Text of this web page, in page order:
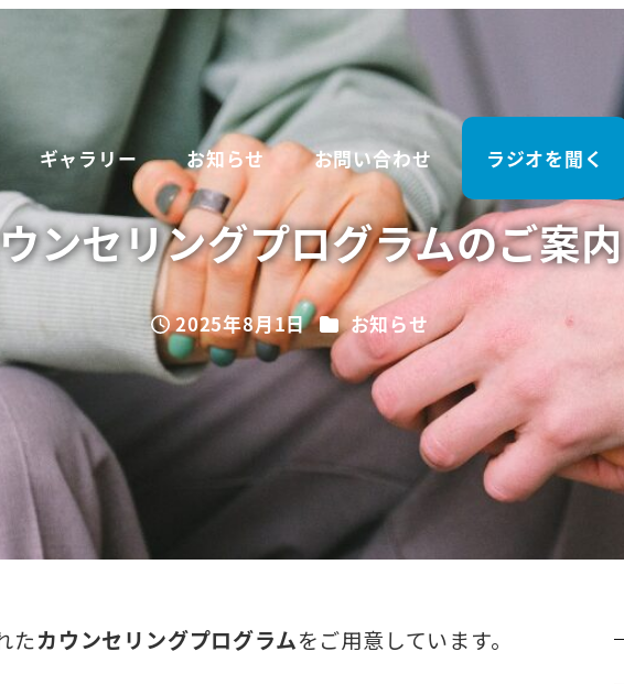
ギャラリー お知らせ お問い合わせ ラジオを聞く
ンセリングプログラムのご案内
投稿日
2025年8月1日 カテゴリー
お知らせ
たカウンセリングプログラムをご用意しています。